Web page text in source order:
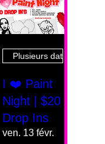
Plusieurs dates
I ❤️ Paint
Night | $20
Drop Ins
ven. 13 févr.